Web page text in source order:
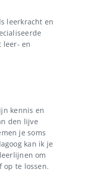
leerkracht en
leer- en
kennis en
den lijve
je soms
kan ik je
om
op te lossen.